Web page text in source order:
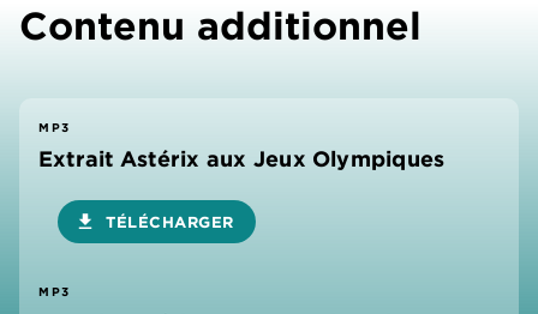
Contenu additionnel
MP3
Extrait Astérix aux Jeux Olympiques
download TÉLÉCHARGER
MP3